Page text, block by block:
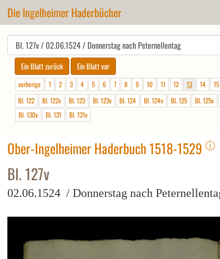
Die Ingelheimer Haderbücher
vorherige 1 2 3 4 5 6 7 8 9 10 11 12 13 14
15
Bl. 122
Bl. 122v Bl. 123 Bl. 123v Bl. 124 Bl. 124v Bl. 125
Bl. 125v
Bl. 130v
Bl. 131 Bl. 131v
Ober-Ingelheimer Haderbuch 1518-1529 ⓘ
Bl. 127v
02.06.1524 / Donnerstag nach